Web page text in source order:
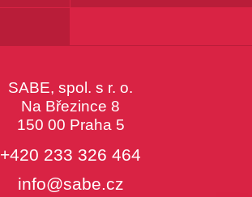
SABE, spol. s r. o.
Na Březince 8
150 00 Praha 5
+420 233 326 464
info@sabe.cz